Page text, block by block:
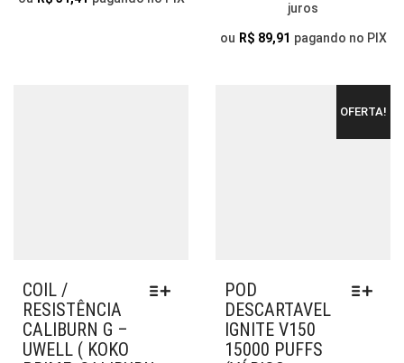
SER
DO
juros
ou R$ 89,91 pagando no PIX
COIL /
RESISTÊNCIA
CALIBURN G –
UWELL ( KOKO
OFERTA!
POD
DESCARTAVEL
IGNITE V150
15000 PUFFS